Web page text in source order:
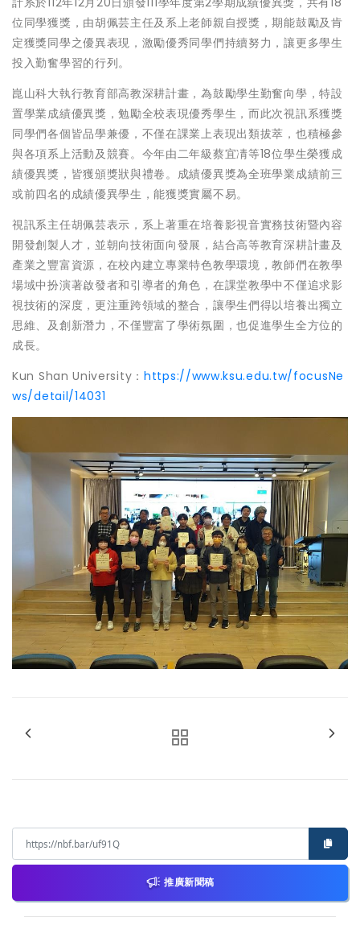
位同學獲獎，由胡佩芸主任及系上老師親自授獎，期能鼓勵及肯
定獲獎同學之優異表現，激勵優秀同學們持續努力，讓更多學生
投入勤奮學習的行列。
崑山科大執行教育部高教深耕計畫，為鼓勵學生勤奮向學，特設
置學業成績優異獎，勉勵全校表現優秀學生，而此次視訊系獲獎
同學們各個皆品學兼優，不僅在課業上表現出類拔萃，也積極參
與各項系上活動及競賽。今年由二年級蔡宜凊等18位學生榮獲成
績優異獎，皆獲頒獎狀與禮卷。成績優異獎為全班學業成績前三
或前四名的成績優異學生，能獲獎實屬不易。
視訊系主任胡佩芸表示，系上著重在培養影視音實務技術暨內容
開發創製人才，並朝向技術面向發展，結合高等教育深耕計畫及
產業之豐富資源，在校內建立專業特色教學環境，教師們在教學
場域中扮演著啟發者和引導者的角色，在課堂教學中不僅追求影
視技術的深度，更注重跨領域的整合，讓學生們得以培養出獨立
思維、及創新潛力，不僅豐富了學術氛圍，也促進學生全方位的
成長。
Kun Shan University： https://www.ksu.edu.tw/focusNe
ws/detail/14031
推廣新聞稿